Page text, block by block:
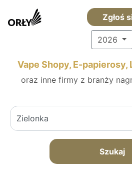
Zgłoś
2026
Vape Shopy, E-
oraz inne firmy z branży
Szukaj